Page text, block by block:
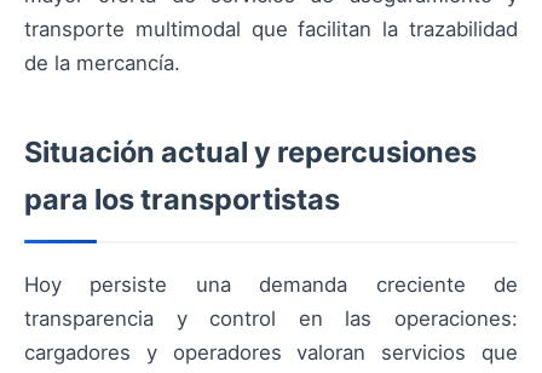
transporte multimodal que facilitan la trazabilidad
de la mercancía.
Situación actual y repercusiones
para los transportistas
Hoy persiste una demanda creciente de
transparencia y control en las operaciones:
cargadores y operadores valoran servicios que